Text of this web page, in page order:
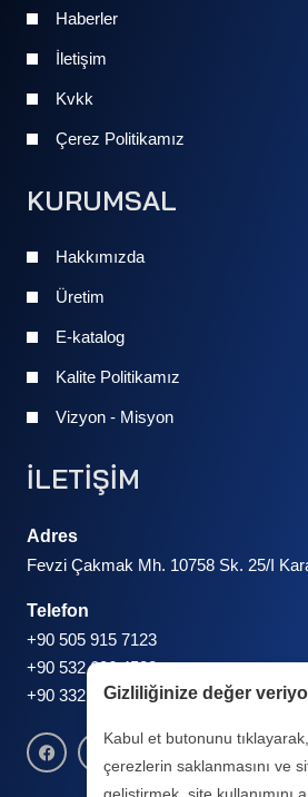
Gizliliğinize değer
Kabul et butonunu
çerezlerin saklanmasını ve
Haberler
İletişim
Kvkk
Çerez Politikamız
KURUMSAL
Hakkımızda
Üretim
E-katalog
Kalite Politikamız
Vizyon - Misyon
İLETİŞİM
Adres
Fevzi Çakmak Mh. 10758 Sk. 25/I
Telefon
+90 505 915 7123
+90 532 606 4538
+90 332 248 6767